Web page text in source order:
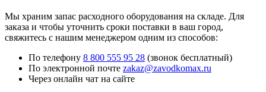
Мы храним запас расходного оборудования на складе. Для
заказа и чтобы уточнить сроки поставки в ваш город,
свяжитесь с нашим менеджером одним из способов:
По телефону 8 800 555 95 28 (звонок бесплатный)
По электронной почте zakaz@zavodkomax.ru
Через онлайн чат на сайте